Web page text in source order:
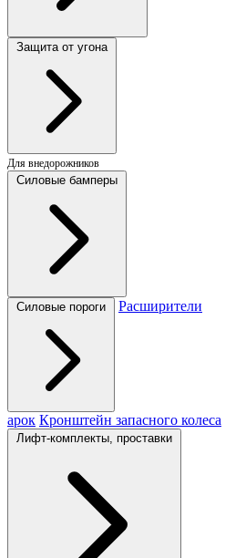
Защита от угона
Для внедорожников
Силовые бамперы
Силовые пороги Расширители
арок Кронштейн запасного колеса
Лифт-комплекты, проставки